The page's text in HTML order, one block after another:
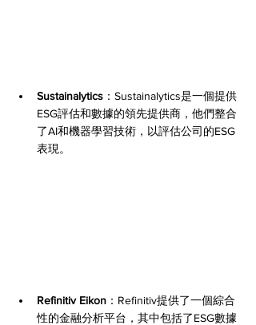
Sustainalytics ：Sustainalytics是一個提供
ESG評估和數據的領先提供商，他們整合
了AI和機器學習技術，以評估公司的ESG
表現。
Refinitiv Eikon ：Refinitiv提供了一個綜合
性的金融分析平台，其中包括了ESG數據